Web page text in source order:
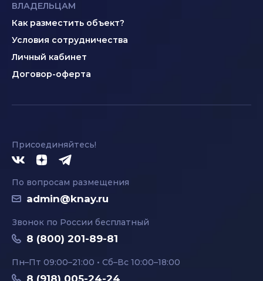
ВЛАДЕЛЬЦАМ
Как разместить объект?
Условия сотрудничества
Личный кабинет
Договор-оферта
Присоединяйтесь!
По вопросам размещения
admin@knay.ru
Звонок по России бесплатный
8 (800) 201-89-81
Пн–Пт 09:00–21:00 • Сб–Вс 10:00–18:00